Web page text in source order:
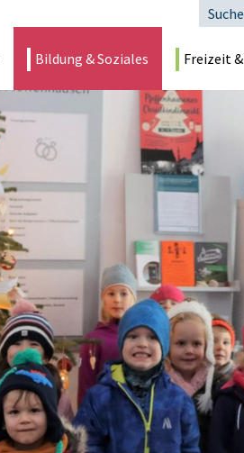
Bildung & Soziales Freizeit